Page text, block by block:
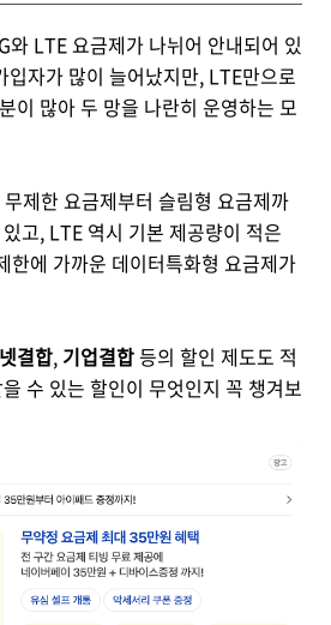
와 LTE 요금제가 나뉘어 안내되어 있
입자가 많이 늘어났지만, LTE만으로
이 많아 두 망을 나란히 운영하는 모
제한 요금제부터 슬림형 요금제까
고, LTE 역시 기본 제공량이 적은
한에 가까운 데이터특화형 요금제가
결합, 기업결합등의 할인 제도도 적
수 있는 할인이 무엇인지 꼭 챙겨보